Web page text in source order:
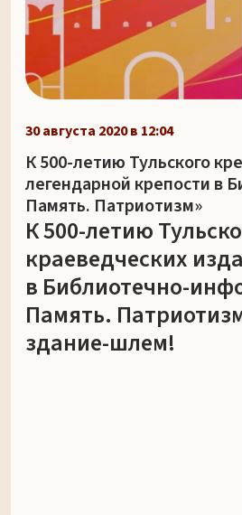
30 августа 2020 в 12:04
К 500-летию Тульского
легендарной крепости в
Память. Патриотизм»
К 500-летию
краеведческих
в Библиотечно-
Память.
здание-шлем!